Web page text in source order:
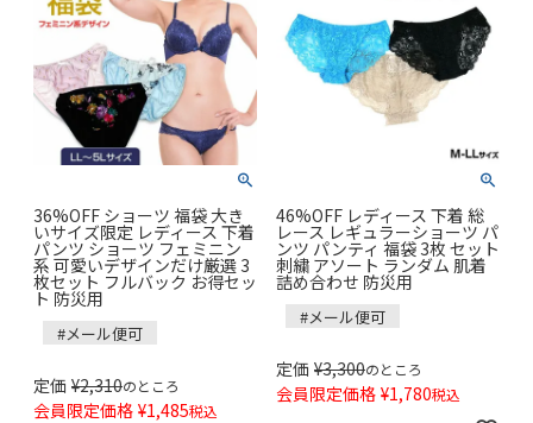
36%OFF ショーツ 福袋 大き
いサイズ限定 レディース 下着
パンツ ショーツ フェミニン
系 可愛いデザインだけ厳選 3
枚セット フルバック お得セッ
ト 防災用
#メール便可
定価 ¥2,310のところ
会員限定価格 ¥1,485税込
46%OFF レディース 下着 総
レース レギュラーショーツ パ
ンツ パンティ 福袋 3枚 セット
刺繍 アソート ランダム 肌着
詰め合わせ 防災用
#メール便可
定価 ¥3,300のところ
会員限定価格 ¥1,780税込